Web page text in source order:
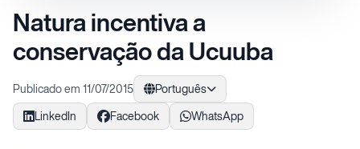
Natura incentiva a
conservação da Ucuuba
Publicado em 11/07/2015
Português
LinkedIn
Facebook WhatsApp